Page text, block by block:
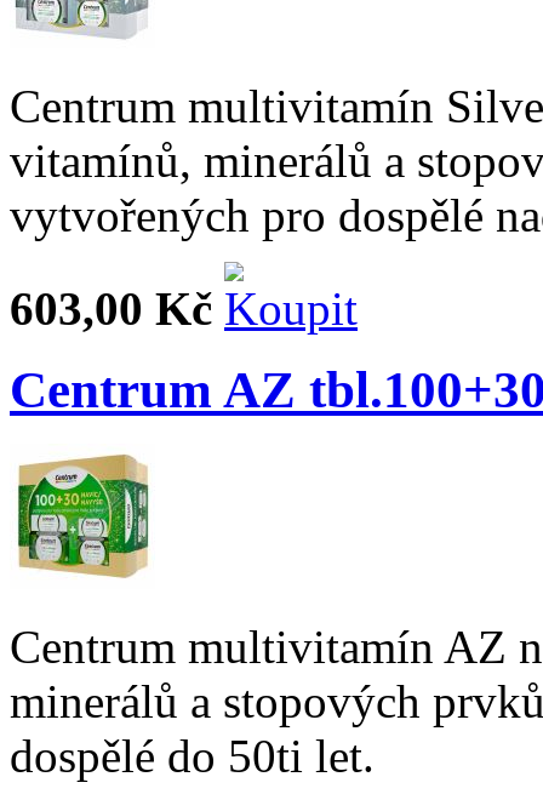
Centrum multivitamín
vitamínů, minerálů a
vytvořených pro dospělé
603,00 Kč
Centrum AZ
Centrum multivitamín AZ
minerálů a stopových
dospělé do 50ti let.